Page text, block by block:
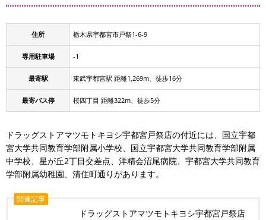
住所 栃木県宇都宮市戸祭1-6-9
専用駐車場 -1
最寄駅 東武宇都宮駅 距離1,269m、徒歩16分
最寄バス停 桜四丁目 距離322m、徒歩5分
ドラッグストアマツモトキヨシ宇都宮戸祭店の付近には、国立宇都
宮大学共同教育学部附属小学校、国立宇都宮大学共同教育学部附属
中学校、星が丘2丁目交差点、洋精会沼尾病院、宇都宮大学共同教育
学部附属幼稚園、清住町通りがあります。
関連記事
ドラッグストアマツモトキヨシ宇都宮戸祭店